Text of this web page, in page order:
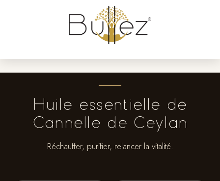
Huile essentielle de
Cannelle de Ceylan
Réchauffer, purifier, relancer la vitalité.